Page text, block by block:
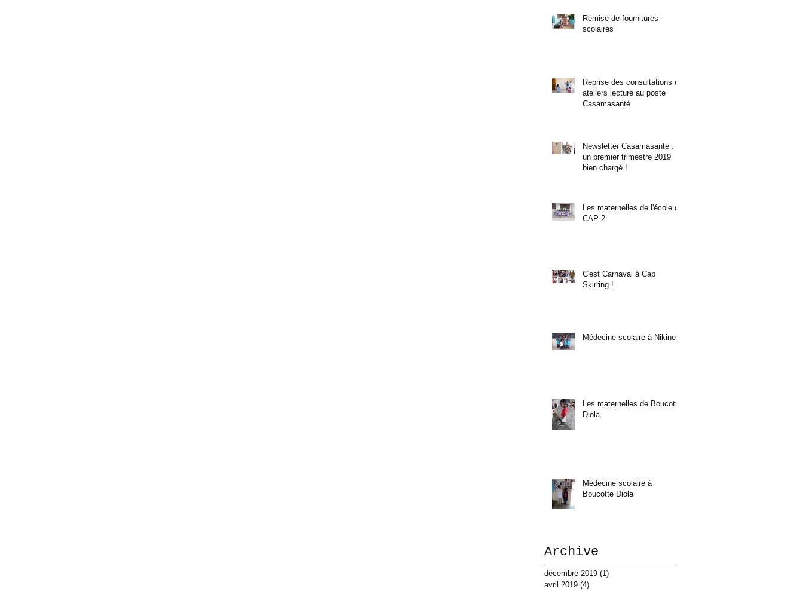
Remise de fournitures
scolaires
Reprise des consultations et
ateliers lecture au poste
Casamasanté
Newsletter Casamasanté :
un premier trimestre 2019
bien chargé !
Les maternelles de l'école de
CAP 2
C'est Carnaval à Cap
Skirring !
Médecine scolaire à Nikine
Les maternelles de Boucotte
Diola
Médecine scolaire à
Boucotte Diola
Archive
décembre 2019 (1)
avril 2019 (4)